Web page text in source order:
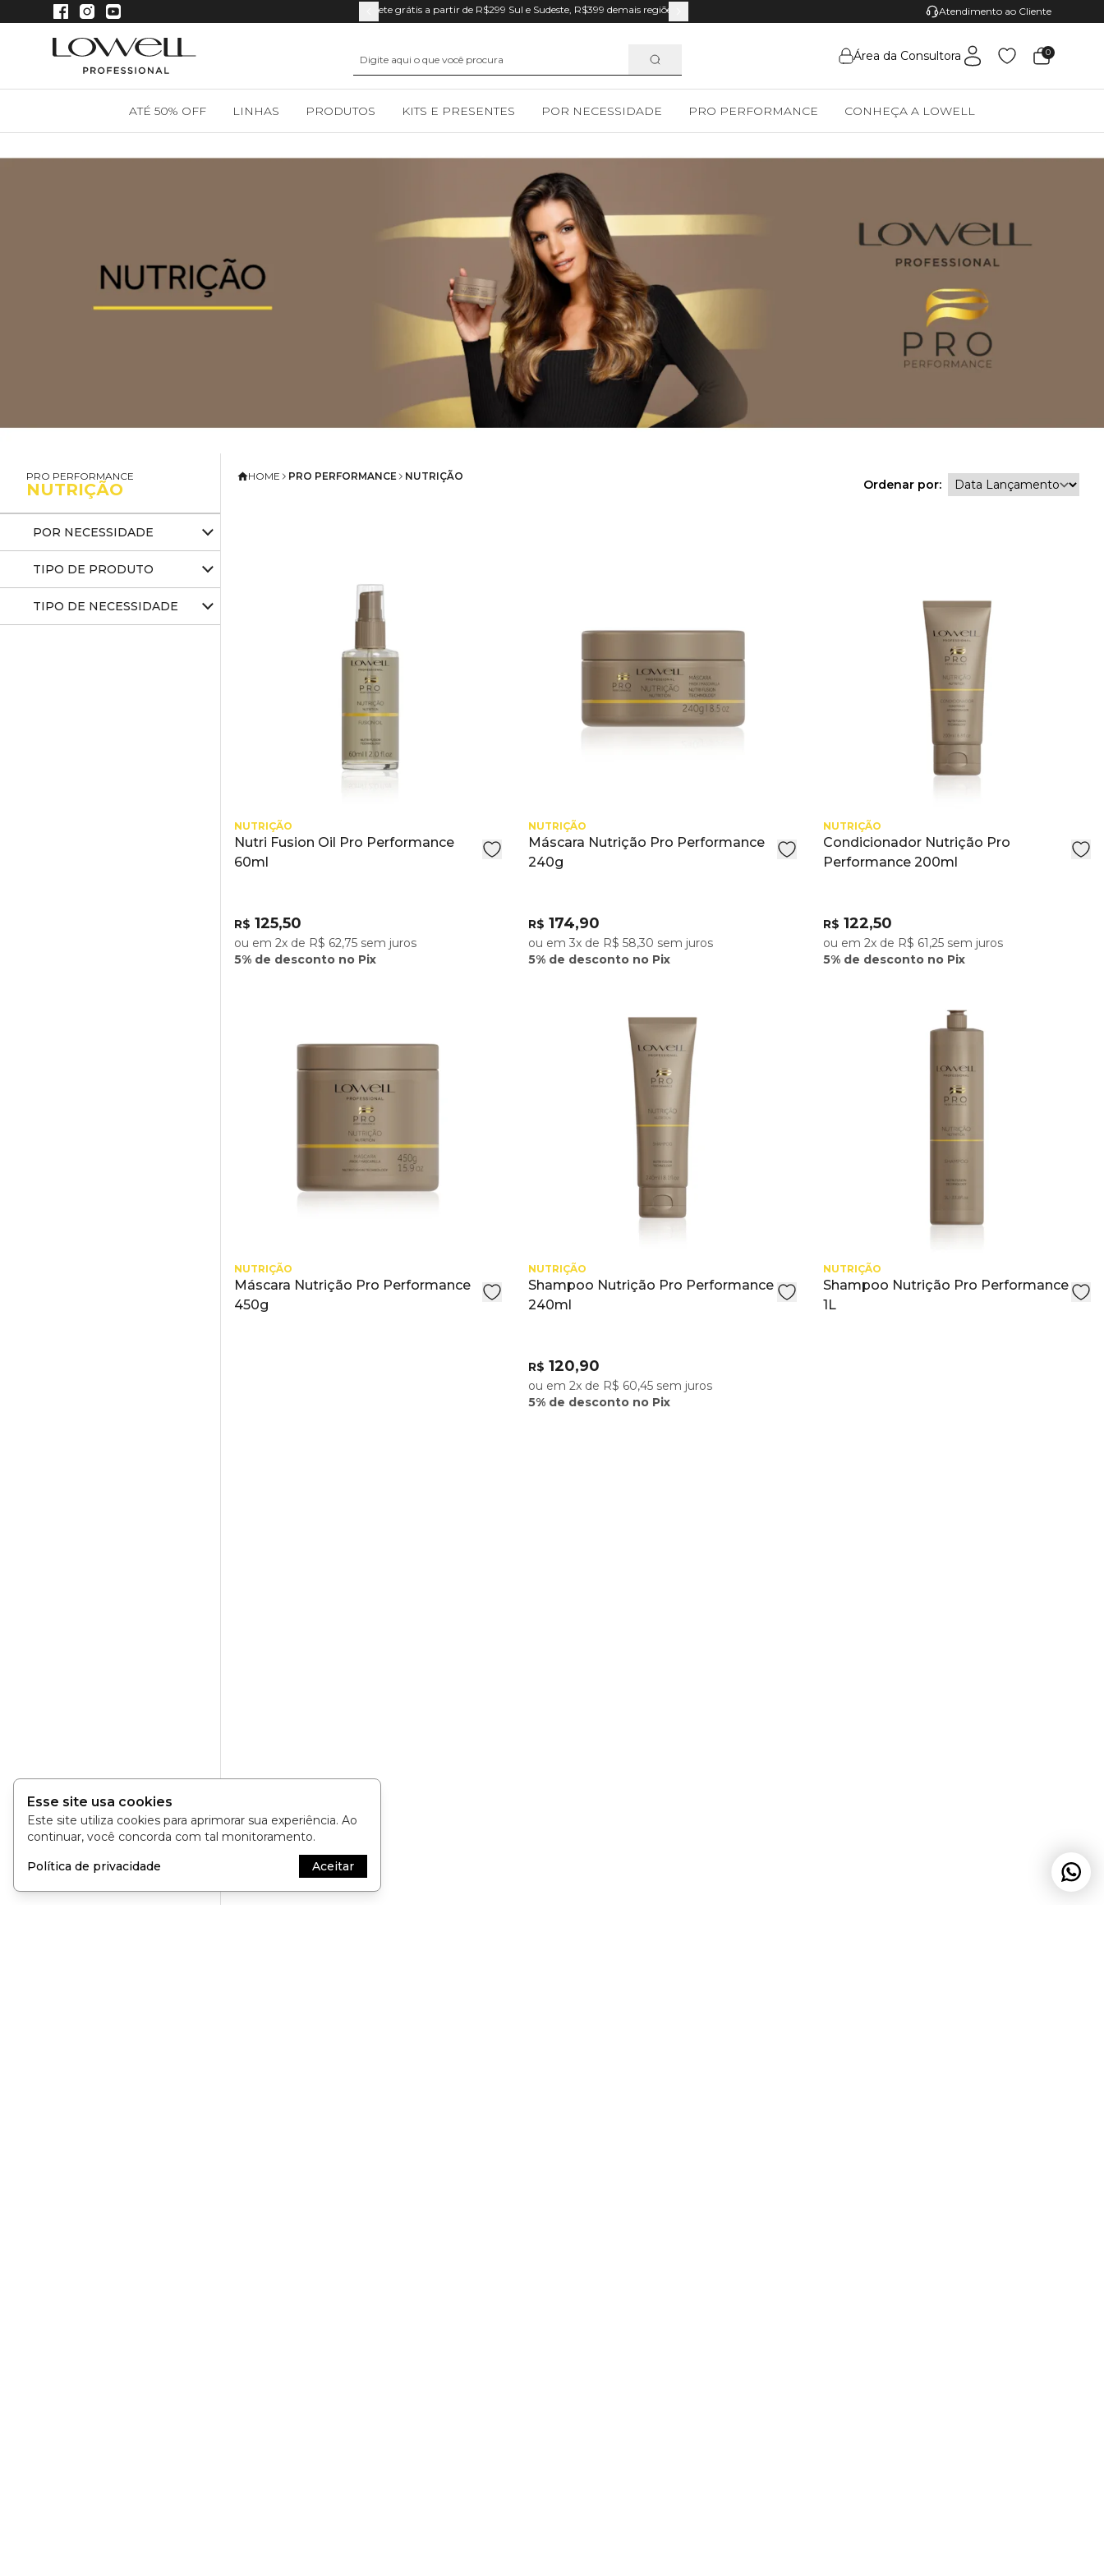
Frete grátis a partir de R$299 Sul e Sudeste, R$399 demais regiões. Pague com Pix e Ganhe 5% de descontoAtendimento ao Cliente
Área da Consultora 0
ATÉ 50% OFF LINHAS PRODUTOS KITS E PRESENTES POR NECESSIDADE PRO PERFORMANCE CONHEÇA A LOWELL
PRO PERFORMANCE
NUTRIÇÃO
POR NECESSIDADE
TIPO DE PRODUTO
TIPO DE NECESSIDADE
HOME PRO PERFORMANCE NUTRIÇÃO
Ordenar por:
NUTRIÇÃO
Nutri Fusion Oil Pro Performance
60ml
R$ 125,50
ou em 2x de R$ 62,75 sem juros
5% de desconto no Pix
NUTRIÇÃO
Máscara Nutrição Pro Performance
240g
R$ 174,90
ou em 3x de R$ 58,30 sem juros
5% de desconto no Pix
NUTRIÇÃO
Condicionador Nutrição Pro
Performance 200ml
R$ 122,50
ou em 2x de R$ 61,25 sem juros
5% de desconto no Pix
NUTRIÇÃO
Máscara Nutrição Pro Performance
450g
NUTRIÇÃO
Shampoo Nutrição Pro Performance
240ml
R$ 120,90
ou em 2x de R$ 60,45 sem juros
5% de desconto no Pix
NUTRIÇÃO
Shampoo Nutrição Pro Performance
1L
Esse site usa cookies
Este site utiliza cookies para aprimorar sua experiência. Ao
continuar, você concorda com tal monitoramento.
Política de privacidade
Aceitar